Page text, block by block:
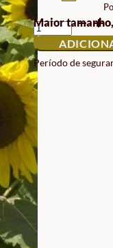
Maior
QUANTIDADE
DE
SEMENTES
DE
GIRASSOL
ANÃO
SUNSPOT
Período de